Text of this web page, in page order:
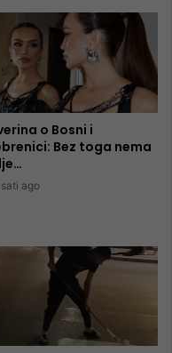
o Bosni i
Bez toga nema
ago